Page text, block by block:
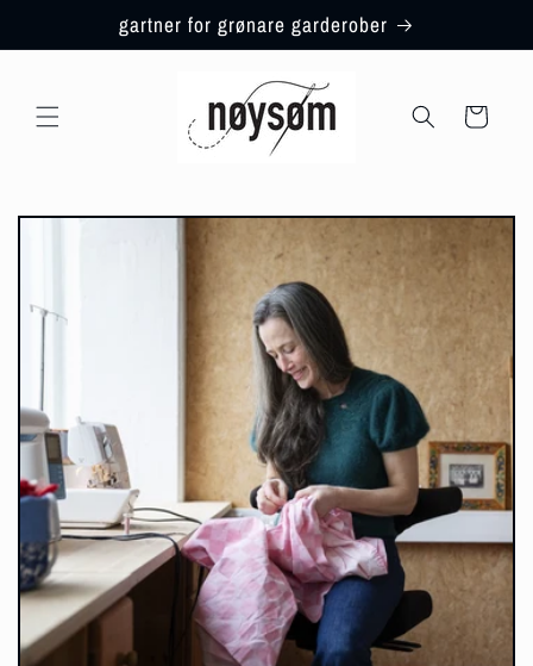
innhaldet
gartner for grønare garderober
Handlekorg